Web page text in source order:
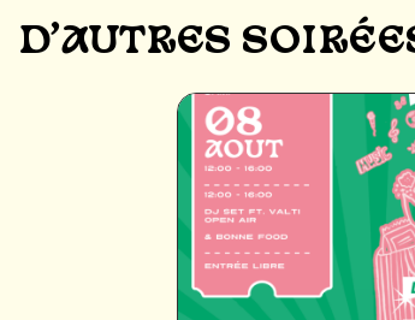
D'AUTRES